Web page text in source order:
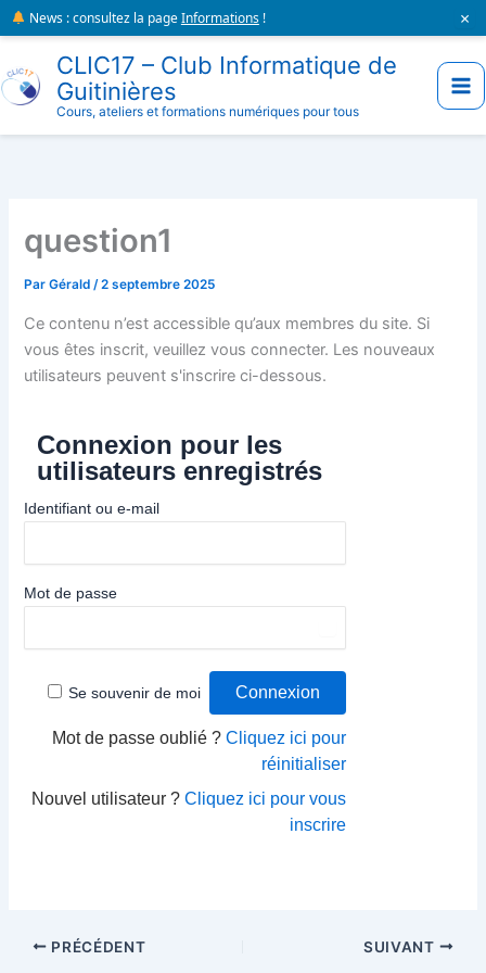
News : consultez la pageInformations! ×
Aller
au
contenuCLIC17 – Club Informatique de
Guitinières
Cours, ateliers et formations numériques pour tous
question1
ParGérald/2 septembre 2025
Ce contenu n’est accessible qu’aux membres du site. Si
vous êtes inscrit, veuillez vous connecter. Les nouveaux
utilisateurs peuvent s'inscrire ci-dessous.
Connexion pour les
utilisateurs enregistrés
Identifiant ou e-mail
Mot de passe
Se souvenir de moi
Mot de passe oublié ? Cliquez ici pour
réinitialiser
Nouvel utilisateur ? Cliquez ici pour vous
inscrire
PRÉCÉDENT SUIVANT